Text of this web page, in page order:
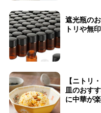
遮光瓶の
トリや無
【ニト
皿のおす
に中華が